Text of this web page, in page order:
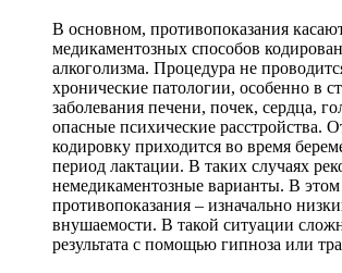
В основном, противопоказания
медикаментозных способов
алкоголизма. Процедура не
хронические патологии, особенно в
заболевания печени, почек, сердца,
опасные психические расстройства.
кодировку приходится во время
период лактации. В таких случаях
немедикаментозные варианты. В этом
противопоказания – изначально
внушаемости. В такой ситуации
результата с помощью гипноза или